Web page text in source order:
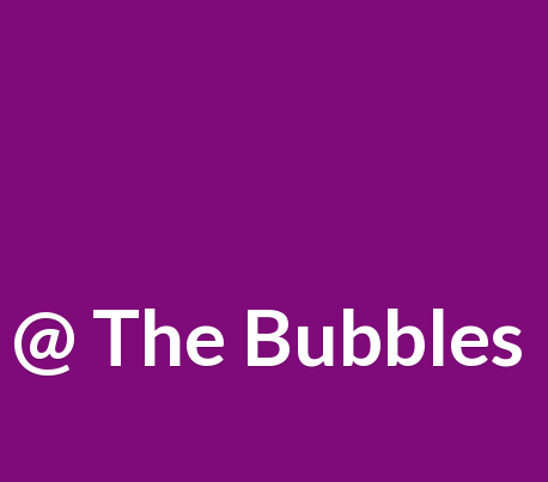
@ The Bubbles